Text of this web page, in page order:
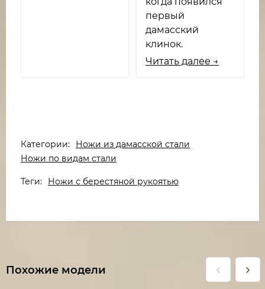
первый
дамасский
клинок.
Читать далее →
Категории:
Ножи из дамасской стали
Ножи по видам стали
Теги: Ножи с берестяной рукоятью
Похожие модели